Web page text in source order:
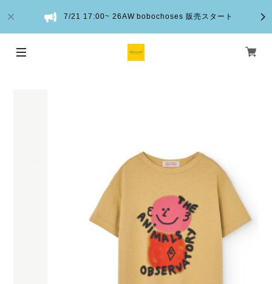
7/21 17:00~ 26AW bobochoses 販売スタート